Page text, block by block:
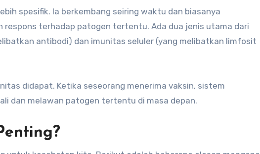
spesifik. Ia berkembang seiring waktu dan biasanya
terhadap patogen tertentu. Ada dua jenis utama dari
antibodi) dan imunitas seluler (yang melibatkan limfosit
didapat. Ketika seseorang menerima vaksin, sistem
dan melawan patogen tertentu di masa depan.